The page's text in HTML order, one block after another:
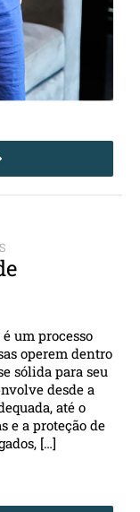
um processo
operem dentro
sólida para seu
desde a
até o
e a proteção de
[…]